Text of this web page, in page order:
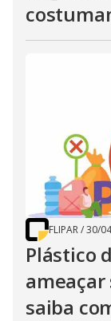
FLIPAR/30/
Plástico
ameaçar
saiba